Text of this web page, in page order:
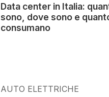
Data center in Italia:
sono, dove sono e
consumano
AUTO ELETTRICHE